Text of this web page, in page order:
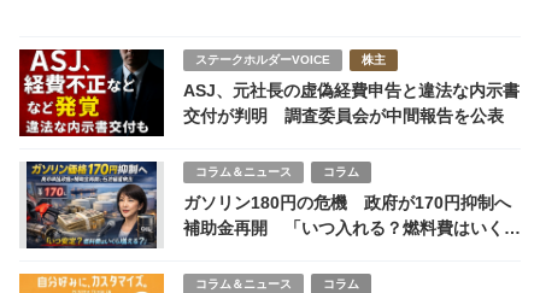
ステークホルダーVOICE 株主
ASJ、元社長の虚偽経費申告と違法な内示書
交付が判明 調査委員会が中間報告を公表
コラム＆ニュース コラム
ガソリン180円の危機 政府が170円抑制へ
補助金再開 「いつ入れる？燃料費はいくら
コラム＆ニュース コラム